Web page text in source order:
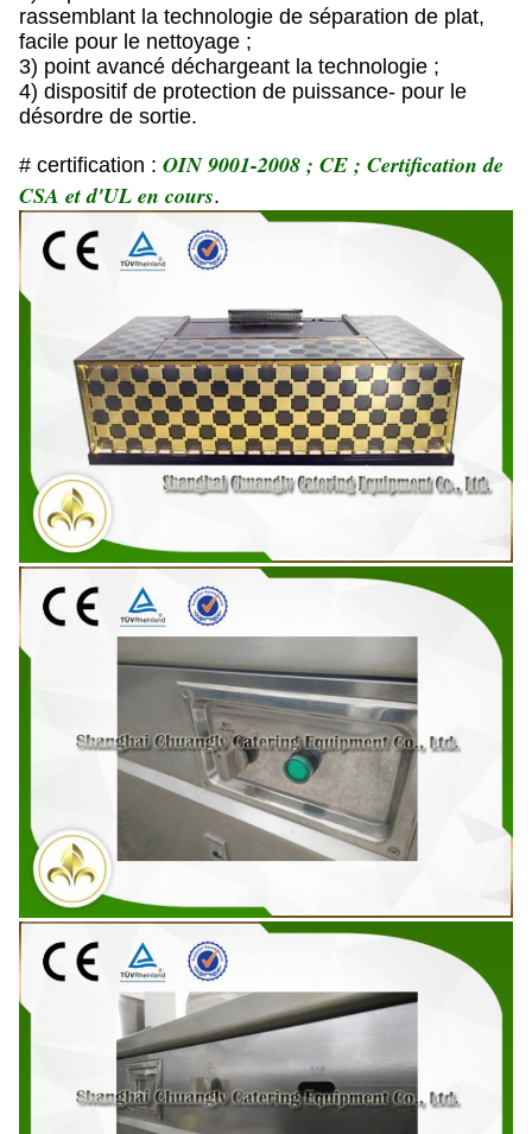
rassemblant la technologie de séparation de plat,
facile pour le nettoyage ;
3) point avancé déchargeant la technologie ;
4) dispositif de protection de puissance- pour le
désordre de sortie.
# certification : OIN 9001-2008 ; CE ; Certification de
CSA et d'UL en cours.